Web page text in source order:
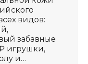
видов:
забавные
игрушки,
и…